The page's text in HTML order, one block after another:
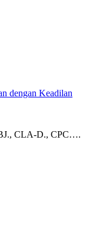
dengan Keadilan
CLA‑D., CPC….